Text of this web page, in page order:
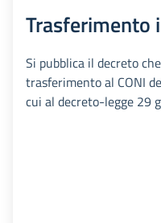
Trasferimento
Si pubblica il decreto
trasferimento al CONI
cui al decreto-legge 29